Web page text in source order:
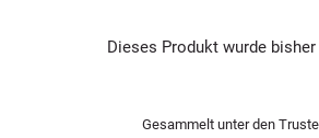
Dieses Produkt wurde
Gesammelt unter den